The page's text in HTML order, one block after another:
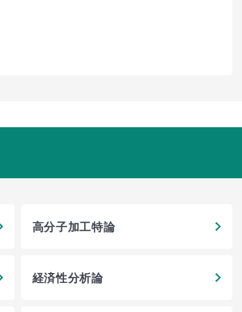
高分子加工特論
経済性分析論